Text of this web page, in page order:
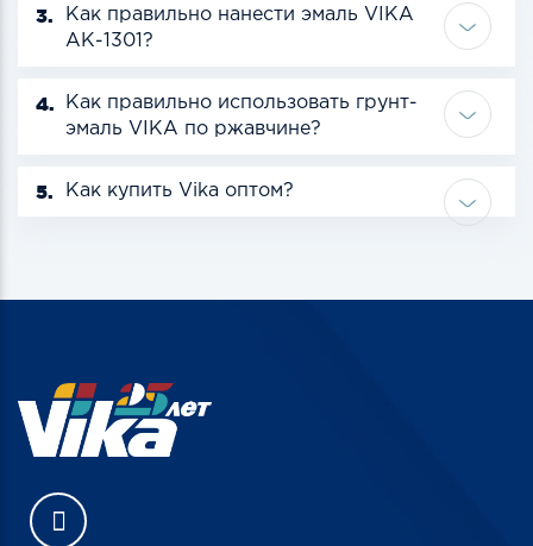
3.
Как правильно нанести эмаль VIKA
АК-1301?
4.
Как правильно использовать грунт-
эмаль VIKA по ржавчине?
5. Как купить Vika оптом?